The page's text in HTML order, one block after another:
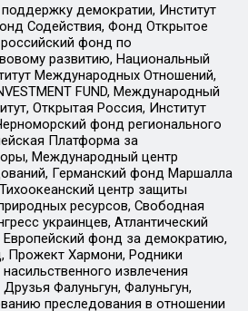
демократии, Институт
Содействия, Фонд Открытое
фонд по
развитию, Национальный
Международных Отношений,
FUND, Международный
Открытая Россия, Институт
фонд регионального
Платформа за
Международный центр
Германский фонд Маршалла
центр защиты
ресурсов, Свободная
украинцев, Атлантический
Европейский фонд за демократию,
Прожект Хармони, Родники
извлечения
Фалуньгун, Фалуньгун,
преследования в отношении